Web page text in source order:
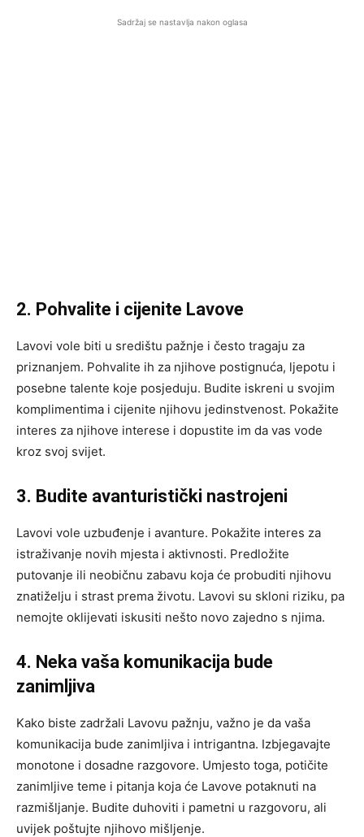
Sadržaj se nastavlja nakon oglasa
2. Pohvalite i cijenite Lavove
Lavovi vole biti u središtu pažnje i često tragaju za
priznanjem. Pohvalite ih za njihove postignuća, ljepotu i
posebne talente koje posjeduju. Budite iskreni u svojim
komplimentima i cijenite njihovu jedinstvenost. Pokažite
interes za njihove interese i dopustite im da vas vode
kroz svoj svijet.
3. Budite avanturistički nastrojeni
Lavovi vole uzbuđenje i avanture. Pokažite interes za
istraživanje novih mjesta i aktivnosti. Predložite
putovanje ili neobičnu zabavu koja će probuditi njihovu
znatiželju i strast prema životu. Lavovi su skloni riziku, pa
nemojte oklijevati iskusiti nešto novo zajedno s njima.
4. Neka vaša komunikacija bude
zanimljiva
Kako biste zadržali Lavovu pažnju, važno je da vaša
komunikacija bude zanimljiva i intrigantna. Izbjegavajte
monotone i dosadne razgovore. Umjesto toga, potičite
zanimljive teme i pitanja koja će Lavove potaknuti na
razmišljanje. Budite duhoviti i pametni u razgovoru, ali
uvijek poštujte njihovo mišljenje.